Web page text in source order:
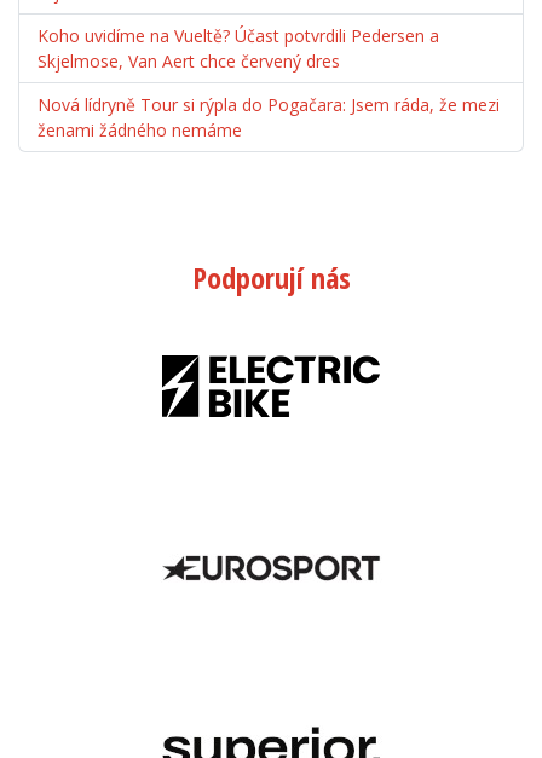
Koho uvidíme na Vueltě? Účast potvrdili Pedersen a
Skjelmose, Van Aert chce červený dres
Nová lídryně Tour si rýpla do Pogačara: Jsem ráda, že mezi
ženami žádného nemáme
Podporují nás